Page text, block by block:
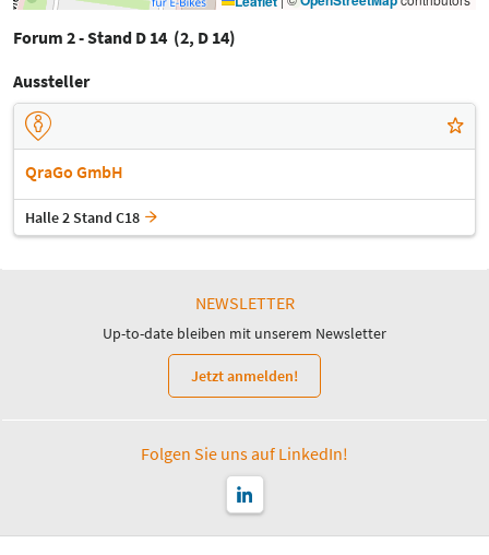
Forum 2 - Stand D 14 (2, D 14)
Aussteller
QraGo GmbH
Halle 2 Stand C18
NEWSLETTER
Up-to-date bleiben mit unserem Newsletter
Jetzt anmelden!
Folgen Sie uns auf LinkedIn!